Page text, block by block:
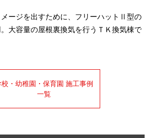
ージを出すために、フリーハットⅡ型の
大容量の屋根裏換気を行うＴＫ換気棟で
校・幼稚園・保育園 施工事例
一覧